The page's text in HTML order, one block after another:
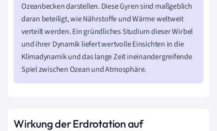
Ozeanbecken darstellen. Diese Gyren sind maßgeblich
daran beteiligt, wie Nährstoffe und Wärme weltweit
verteilt werden. Ein gründliches Studium dieser Wirbel
und ihrer Dynamik liefert wertvolle Einsichten in die
Klimadynamik und das lange Zeit ineinandergreifende
Spiel zwischen Ozean und Atmosphäre.
Wirkung der Erdrotation auf